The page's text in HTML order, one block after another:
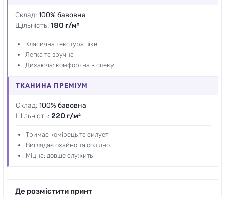
Склад: 100% бавовна
Щільність: 180 г/м²
Класична текстура піке
Легка та зручна
Дихаюча: комфортна в спеку
ТКАНИНА ПРЕМІУМ
Склад: 100% бавовна
Щільність: 220 г/м²
Тримає комірець та силует
Виглядає охайно та солідно
Міцна: довше служить
Де розмістити принт